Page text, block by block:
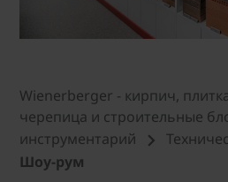
Wienerberger - кирпич,
черепица и строительные
инструментарий
Шоу-рум